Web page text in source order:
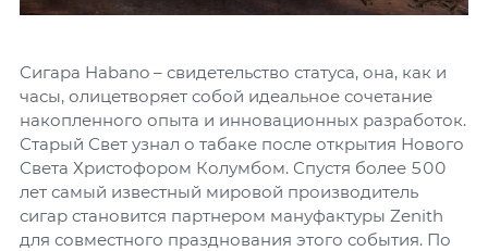
Сигара Habano – свидетельство статуса, она, как и
часы, олицетворяет собой идеальное сочетание
накопленного опыта и инновационных разработок.
Старый Свет узнал о табаке после открытия Нового
Света Христофором Колумбом. Спустя более 500
лет самый известный мировой производитель
сигар становится партнером мануфактуры Zenith
для совместного празднования этого события. По